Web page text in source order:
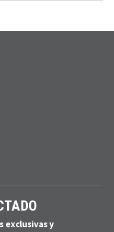
exclusivas y